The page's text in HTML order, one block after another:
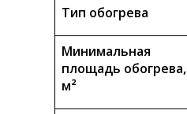
Тип обогрева
Минимальная
площадь обогрева,
м²